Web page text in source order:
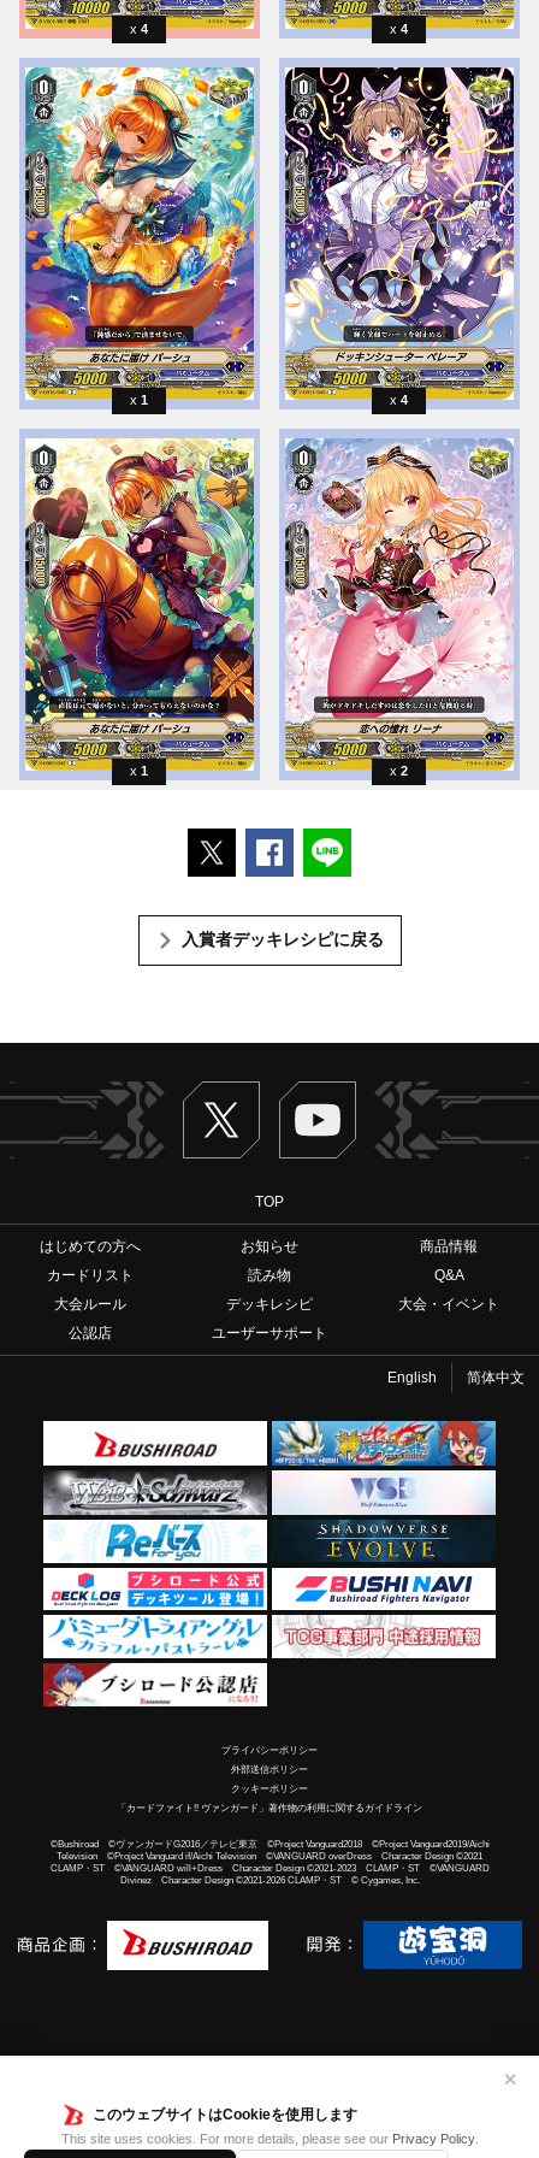
このウェブサイトはCookieを使用します
This site uses cookies. For more details, please see our Privacy Policy.
✕
4 4
1 4
1 2
ポストするFacebookでシェアする
入賞者デッキレシピに戻る
Twitter ヴァンガードch
TOP
はじめての方へ お知らせ
商品情報
カードリスト
読み物
Q&A
大会ルール
デッキレシピ
大会・イベント
公認店
ユーザーサポート
English 简体中文
プライバシーポリシー
外部送信ポリシー
クッキーポリシー
「カードファイト!! ヴァンガード」著作物の利用に関するガイドライン
©Bushiroad ©ヴァンガードG2016／テレビ東京 ©Project Vanguard2018 ©Project Vanguard2019/Aichi
Television ©Project Vanguard if/Aichi Television ©VANGUARD overDress Character Design ©2021
CLAMP・ST ©VANGUARD will+Dress Character Design ©2021-2023 CLAMP・ST ©VANGUARD
Divinez Character Design ©2021-2026 CLAMP・ST © Cygames, Inc.